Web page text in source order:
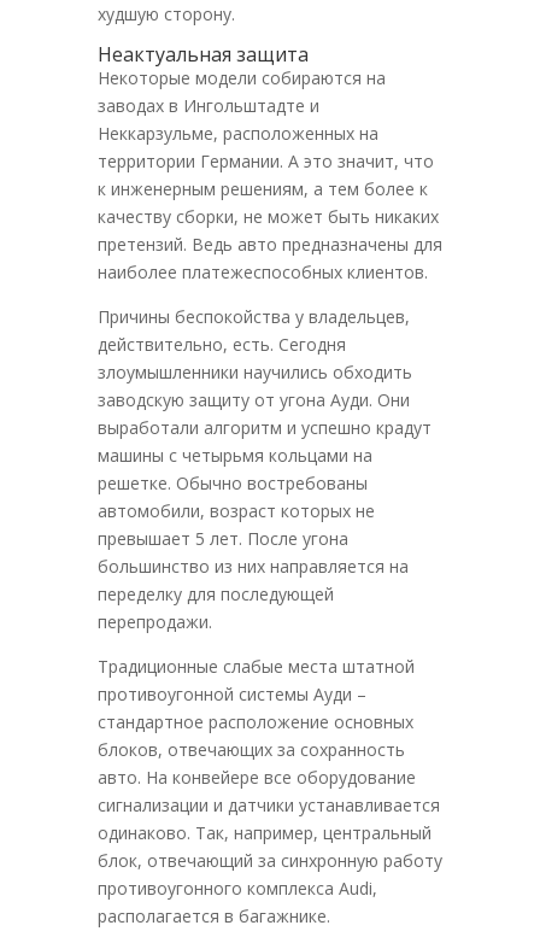
худшую сторону.
Неактуальная защита
Некоторые модели собираются на
заводах в Ингольштадте и
Неккарзульме, расположенных на
территории Германии. А это значит, что
к инженерным решениям, а тем более к
качеству сборки, не может быть никаких
претензий. Ведь авто предназначены для
наиболее платежеспособных клиентов.
Причины беспокойства у владельцев,
действительно, есть. Сегодня
злоумышленники научились обходить
заводскую защиту от угона Ауди. Они
выработали алгоритм и успешно крадут
машины с четырьмя кольцами на
решетке. Обычно востребованы
автомобили, возраст которых не
превышает 5 лет. После угона
большинство из них направляется на
переделку для последующей
перепродажи.
Традиционные слабые места штатной
противоугонной системы Ауди –
стандартное расположение основных
блоков, отвечающих за сохранность
авто. На конвейере все оборудование
сигнализации и датчики устанавливается
одинаково. Так, например, центральный
блок, отвечающий за синхронную работу
противоугонного комплекса Audi,
располагается в багажнике.